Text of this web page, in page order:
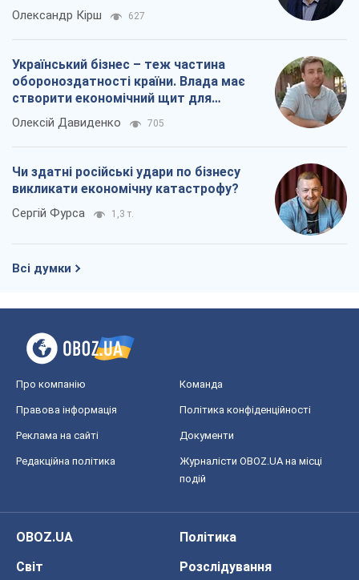
Олександр Кірш 627
Український бізнес – теж частина
обороноздатності країни. Влада має
створити економічний щит для
компаній
Олексій Давиденко 705
Чи здатні російські удари по бізнесу
викликати економічну катастрофу?
Сергій Фурса 1,3 т.
Всі думки
Про компанію Команда
Правова інформація Політика конфіденційності
Реклама на сайті Документи
Редакційна політика
Журналісти OBOZ.UA на місці
подій
OBOZ.UA
Політика
Світ
Розслідування